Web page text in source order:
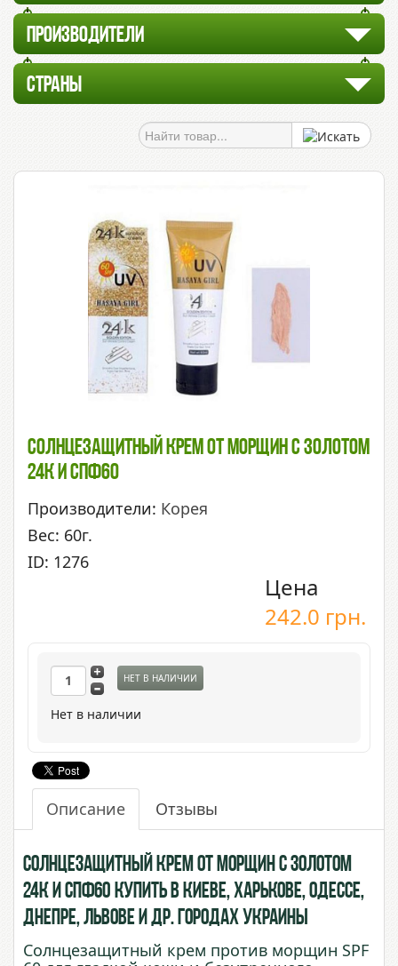
ПРОИЗВОДИТЕЛИ
СТРАНЫ
Солнцезащитный Крем От Морщин С Золотом
24К И СПФ60
Производители: Корея
Вес: 60г.
ID: 1276
Цена
242.0 грн.
НЕТ В НАЛИЧИИ
Нет в наличии
Описание Отзывы
Солнцезащитный Крем от морщин с Золотом
24К и СПФ60 купить в Киеве, Харькове, Одессе,
Днепре, Львове и др. городах Украины
Солнцезащитный крем против морщин SPF